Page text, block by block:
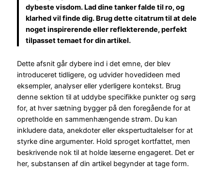
dybeste visdom. Lad dine tanker falde til ro, og
klarhed vil finde dig. Brug dette citatrum til at dele
noget inspirerende eller reflekterende, perfekt
tilpasset temaet for din artikel.
Dette afsnit går dybere ind i det emne, der blev
introduceret tidligere, og udvider hovedideen med
eksempler, analyser eller yderligere kontekst. Brug
denne sektion til at uddybe specifikke punkter og sørg
for, at hver sætning bygger på den foregående for at
opretholde en sammenhængende strøm. Du kan
inkludere data, anekdoter eller ekspertudtalelser for at
styrke dine argumenter. Hold sproget kortfattet, men
beskrivende nok til at holde læserne engageret. Det er
her, substansen af din artikel begynder at tage form.